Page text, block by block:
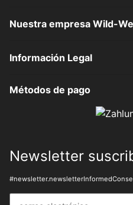
Nuestra empresa Wild-
Información Legal
Métodos de pago
Newsletter